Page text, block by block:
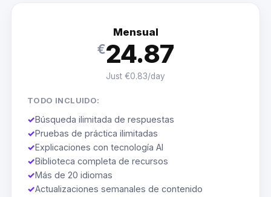
Mensual
€24.87
Just €0.83/day
TODO INCLUIDO:
✓Búsqueda ilimitada de respuestas
✓Pruebas de práctica ilimitadas
✓Explicaciones con tecnología AI
✓Biblioteca completa de recursos
✓Más de 20 idiomas
✓Actualizaciones semanales de contenido